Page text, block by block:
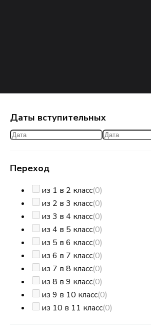
Даты вступительных
Переход
из 1 в 2 класс(0)
из 2 в 3 класс(0)
из 3 в 4 класс(0)
из 4 в 5 класс(0)
из 5 в 6 класс(0)
из 6 в 7 класс(0)
из 7 в 8 класс(0)
из 8 в 9 класс(0)
из 9 в 10 класс(0)
из 10 в 11 класс(0)